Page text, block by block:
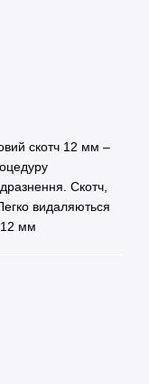
скотч 12 мм –
Скотч,
видаляються
12 мм